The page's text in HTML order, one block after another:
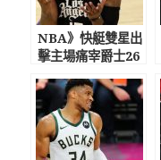
NBA》快艇雙星出
擊主場痛宰爵士26
捍衛我們的主場